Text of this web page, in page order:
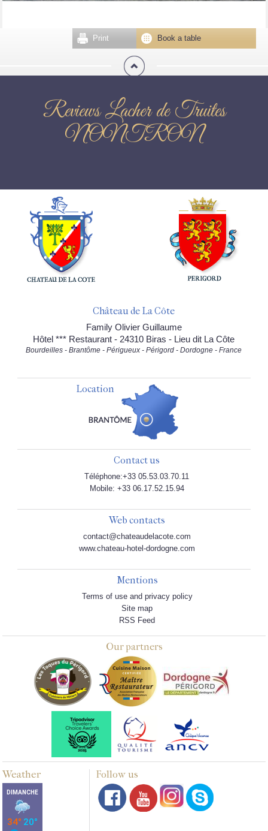
Book a table
Print
Reviews Lacher de Truites
NONTRON
Château de La Côte
Family Olivier Guillaume
Hôtel *** Restaurant - 24310 Biras - Lieu dit La Côte
Bourdeilles - Brantôme - Périgueux - Périgord - Dordogne - France
Location
Contact us
Téléphone:+33 05.53.03.70.11
Mobile: +33 06.17.52.15.94
Web contacts
contact@chateaudelacote.com
www.chateau-hotel-dordogne.com
Mentions
Terms of use and privacy policy
Site map
RSS Feed
Our partners
Weather Follow us